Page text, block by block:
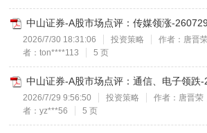
中山证券-A股市场点评：传媒领涨-260729
2026/7/30 18:31:06 投资策略 作者：唐晋
者：ton****113
5 页
中山证券-A股市场点评：通信、电子领跌-
2026/7/29 9:56:50 投资策略 作者：唐晋荣
者：yz***56
5 页